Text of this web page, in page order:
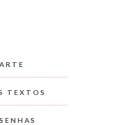
ARTE
TEXTOS